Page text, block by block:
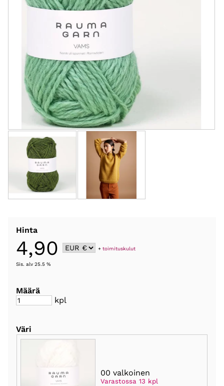
Hinta
4,90 +toimituskulut
Sis. alv 25.5 %
Määrä
kpl
Väri
00 valkoinen
Varastossa 13 kpl